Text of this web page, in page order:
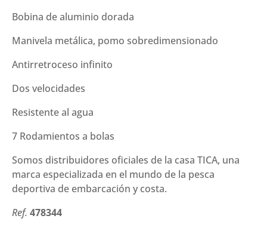
Bobina de aluminio dorada
Manivela metálica, pomo sobredimensionado
Antirretroceso infinito
Dos velocidades
Resistente al agua
7 Rodamientos a bolas
Somos distribuidores oficiales de la casa TICA, una
marca especializada en el mundo de la pesca
deportiva de embarcación y costa.
Ref. 478344